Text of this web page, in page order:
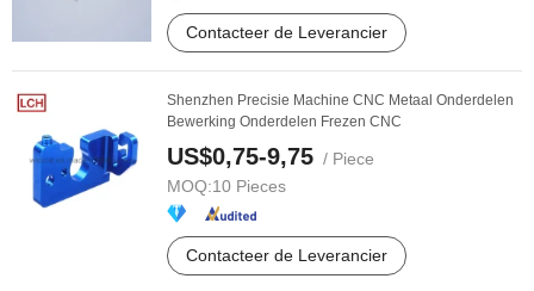
Contacteer de Leverancier
Shenzhen Precisie Machine CNC Metaal Onderdelen
Bewerking Onderdelen Frezen CNC
US$0,75-9,75 / Piece
MOQ:10 Pieces
Contacteer de Leverancier